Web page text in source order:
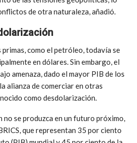
de otra naturaleza, añadió.
como el petróleo, todavía se
en dólares. Sin embargo, el
amenaza, dado el mayor PIB de los
alianza de comerciar en otras
como desdolarización.
se produzca en un futuro próximo,
que representan 35 por ciento